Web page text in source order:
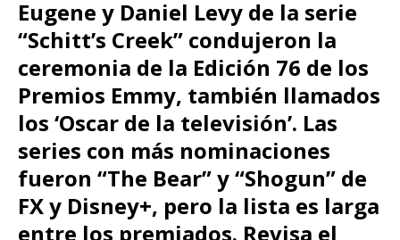
Eugene y Daniel Levy de la serie
“Schitt’s Creek” condujeron la
ceremonia de la Edición 76 de los
Premios Emmy, también llamados
los ‘Oscar de la televisión’. Las
series con más nominaciones
fueron “The Bear” y “Shogun” de
FX y Disney+, pero la lista es larga